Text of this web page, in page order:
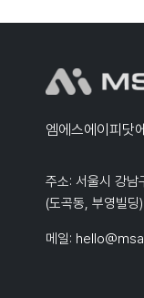
엠에스에이피닷
주소: 서울시 강
(도곡동, 부영빌딩)
메일: